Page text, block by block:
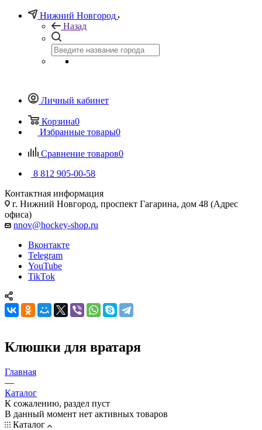
Нижний Новгород
Назад
Личный кабинет
Корзина0
Избранные товары0
Сравнение товаров0
8 812 905-00-58
Контактная информация
г. Нижний Новгород, проспект Гагарина, дом 48 (Адрес
офиса)
nnov@hockey-shop.ru
Вконтакте
Telegram
YouTube
TikTok
Клюшки для вратаря
Главная
—
Каталог
К сожалению, раздел пуст
В данный момент нет активных товаров
Каталог